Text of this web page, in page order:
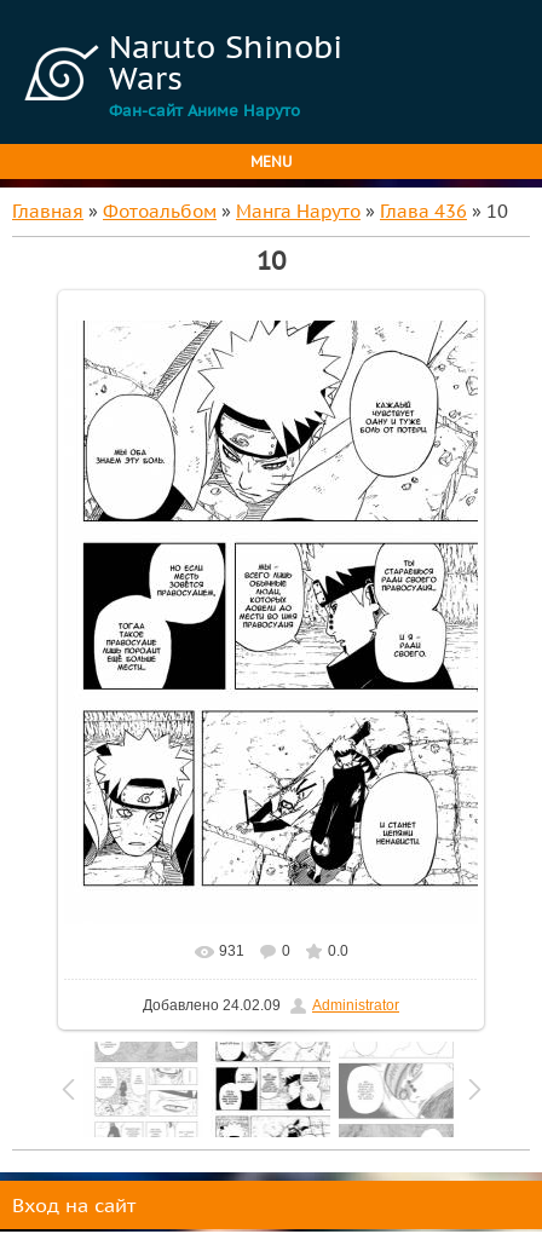
Naruto Shinobi
Wars
Фан-сайт Аниме Наруто
MENU
Главная » Фотоальбом » Манга Наруто » Глава 436 » 10
10
В реальном размере 754x1100
931 0 0.0
Добавлено 24.02.09 Administrator
Вход на сайт